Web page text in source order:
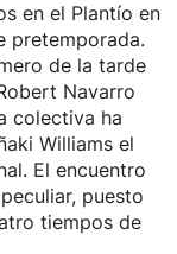
en el Plantío en
pretemporada.
de la tarde
Navarro
colectiva ha
Williams el
El encuentro
puesto
tiempos de